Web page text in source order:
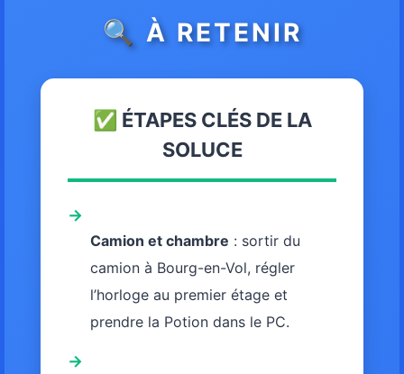
🔍 À RETENIR
✅ ÉTAPES CLÉS DE LA
SOLUCE
→
Camion et chambre : sortir du
camion à Bourg-en-Vol, régler
l’horloge au premier étage et
prendre la Potion dans le PC.
→